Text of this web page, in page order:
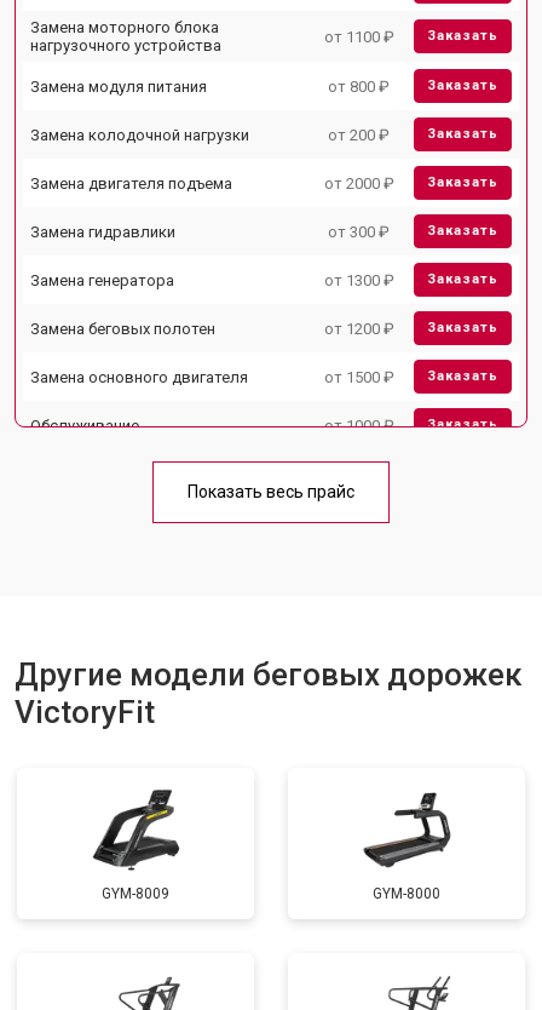
Замена моторного блока
нагрузочного устройства
от 1100 ₽ Заказать
Замена модуля питания от 800 ₽ Заказать
Замена колодочной нагрузки от 200 ₽ Заказать
Замена двигателя подъема от 2000 ₽ Заказать
Замена гидравлики от 300 ₽ Заказать
Замена генератора от 1300 ₽ Заказать
Замена беговых полотен от 1200 ₽ Заказать
Замена основного двигателя от 1500 ₽ Заказать
Обслуживание от 1000 ₽ Заказать
Замена блока питания от 1000 ₽
Показать весь прайс
Другие модели беговых дорожек
VictoryFit
GYM-8009 GYM-8000